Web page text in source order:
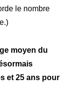
le nombre
moyen du
et 25 ans pour